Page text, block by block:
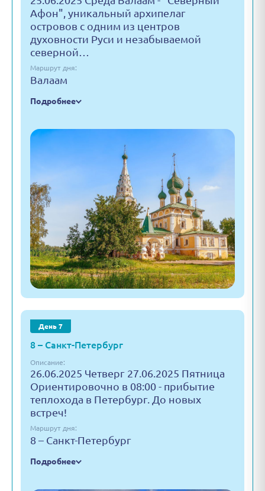
Афон", уникальный архипелаг
островов с одним из центров
духовности Руси и незабываемой
северной…
Маршрут дня:
Валаам
Подробнее
День 7
8 – Санкт-Петербург
Описание:
26.06.2025 Четверг 27.06.2025 Пятница
Ориентировочно в 08:00 - прибытие
теплохода в Петербург. До новых
встреч!
Маршрут дня:
8 – Санкт-Петербург
Подробнее